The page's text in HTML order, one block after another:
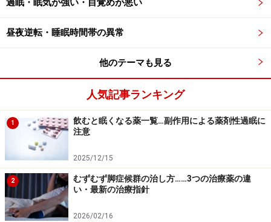
過眠・眠気が強い・目覚めが悪い
昼夜逆転・睡眠時間帯の異常
他のテーマも見る
人気記事ランキング
1
飲むと眠くなる薬一覧…副作用による薬剤性過眠に
注意
2025/12/15
2
むずむず脚症候群の治し方……3つの治療薬の違
い・最新の治療指針
2026/02/16